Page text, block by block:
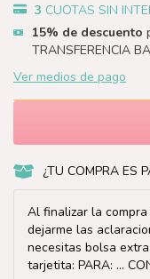
3 CUOTAS SIN
15% de descuento
TRANSFERENCIA
Ver medios de pago
¿TU COMPRA ES
Al finalizar la
dejarme las
necesitas bolsa
tarjetita: PARA: ...